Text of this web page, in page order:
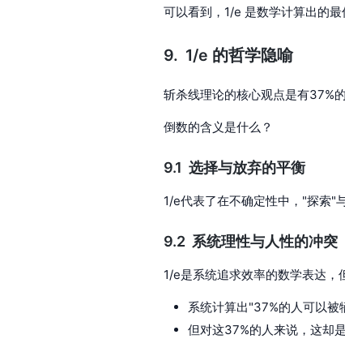
可以看到，1/e 是数学计算出的最
1/e 的哲学隐喻
斩杀线理论的核心观点是有37%
倒数的含义是什么？
选择与放弃的平衡
1/e代表了在不确定性中，"探索"
系统理性与人性的冲突
1/e是系统追求效率的数学表达，
系统计算出"37%的人可以被
但对这37%的人来说，这却